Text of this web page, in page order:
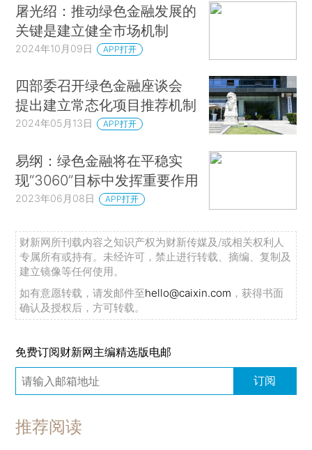
屠光绍：推动绿色金融发展的
关键是建立健全市场机制
2024年10月09日 APP打开
四部委召开绿色金融座谈会
提出建立常态化项目推荐机制
2024年05月13日 APP打开
易纲：绿色金融将在平稳实
现“3060”目标中发挥重要作用
2023年06月08日 APP打开
财新网所刊载内容之知识产权为财新传媒及/或相关权利人
专属所有或持有。未经许可，禁止进行转载、摘编、复制及
建立镜像等任何使用。
如有意愿转载，请发邮件至hello@caixin.com ，获得书面
确认及授权后，方可转载。
免费订阅财新网主编精选版电邮
订阅
推荐阅读